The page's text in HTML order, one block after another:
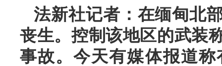
法新社记者：在缅甸北
丧生。控制该地区的武装
事故。今天有媒体报道